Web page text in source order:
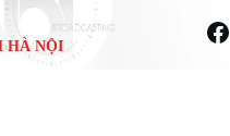
HÀ NỘI